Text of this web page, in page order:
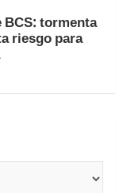
BCS: tormenta
riesgo para